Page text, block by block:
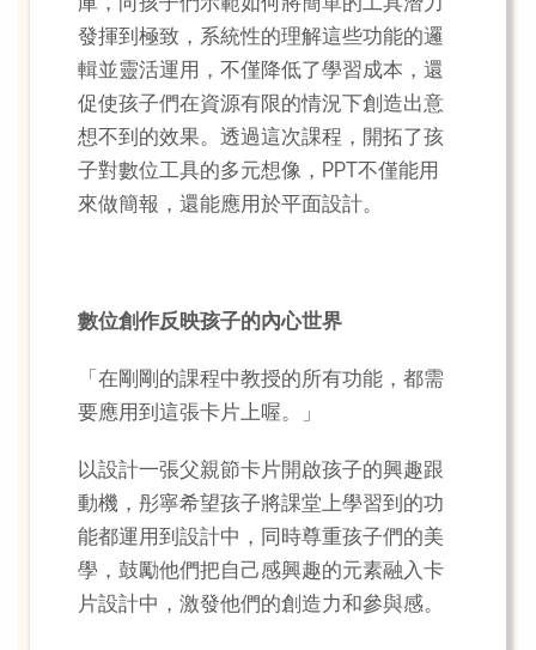
庫，向孩子們示範如何將簡單的工具潛力
發揮到極致，系統性的理解這些功能的邏
輯並靈活運用，不僅降低了學習成本，還
促使孩子們在資源有限的情況下創造出意
想不到的效果。透過這次課程，開拓了孩
子對數位工具的多元想像，PPT不僅能用
來做簡報，還能應用於平面設計。
數位創作反映孩子的內心世界
「在剛剛的課程中教授的所有功能，都需
要應用到這張卡片上喔。」
以設計一張父親節卡片開啟孩子的興趣跟
動機，彤寧希望孩子將課堂上學習到的功
能都運用到設計中，同時尊重孩子們的美
學，鼓勵他們把自己感興趣的元素融入卡
片設計中，激發他們的創造力和參與感。